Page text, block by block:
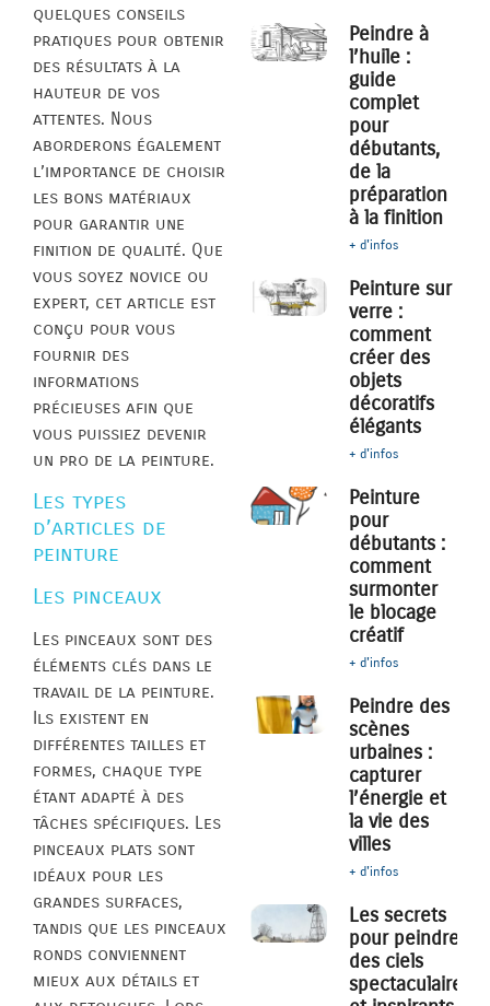
quelques conseils
pratiques pour obtenir
des résultats à la
hauteur de vos
attentes. Nous
aborderons également
l’importance de choisir
les bons matériaux
pour garantir une
finition de qualité. Que
vous soyez novice ou
expert, cet article est
conçu pour vous
fournir des
informations
précieuses afin que
vous puissiez devenir
un pro de la peinture.
Les types
d’articles de
peinture
Les pinceaux
Les pinceaux sont des
éléments clés dans le
travail de la peinture.
Ils existent en
différentes tailles et
formes, chaque type
étant adapté à des
tâches spécifiques. Les
pinceaux plats sont
idéaux pour les
grandes surfaces,
tandis que les pinceaux
ronds conviennent
mieux aux détails et
Peindre à
l’huile :
guide
complet
pour
débutants,
de la
préparation
à la finition
+ d'infos
Peinture sur
verre :
comment
créer des
objets
décoratifs
élégants
+ d'infos
Peinture
pour
débutants :
comment
surmonter
le blocage
créatif
+ d'infos
Peindre des
scènes
urbaines :
capturer
l’énergie et
la vie des
villes
+ d'infos
Les secrets
pour peindre
des ciels
spectaculaires